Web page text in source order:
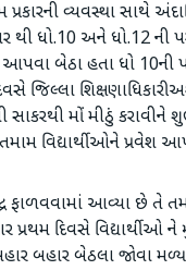
પ્રકારની વ્યવસ્થા
થી ધો.10 અને ધો.12 ની
આપવા બેઠા હતા ધો
શિક્ષણાધિકારી
સાકરથી મોં મીઠું
વિદ્યાર્થીઓને પ્રવેશ
ફાળવવામાં આવ્યા છે તે
પ્રથમ દિવસે
બહાર બેઠલા જોવા